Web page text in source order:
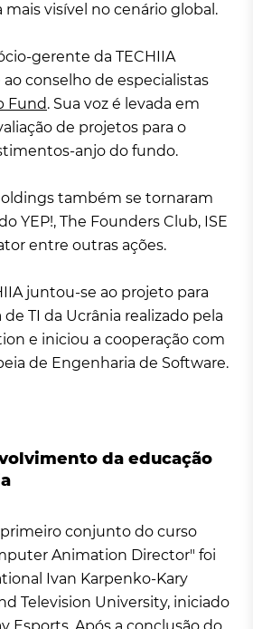
mais visível no cenário global.
gerente da TECHIIA
conselho de especialistas
Fund. Sua voz é levada em
de projetos para o
anjo do fundo.
também se tornaram
YEP!, The Founders Club, ISE
entre outras ações.
juntou-se ao projeto para
TI da Ucrânia realizado pela
e iniciou a cooperação com
de Engenharia de Software.
da educação
primeiro conjunto do curso
Animation Director" foi
Ivan Karpenko-Kary
Television University, iniciado